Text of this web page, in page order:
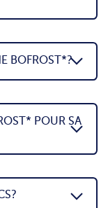
BOFROST*?
POUR SA